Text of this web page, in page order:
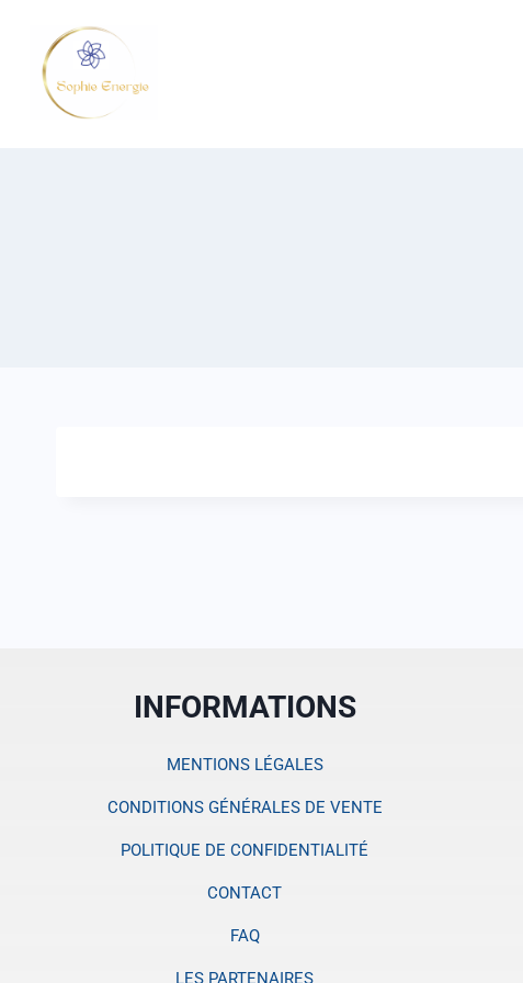
INFORMATIONS
MENTIONS LÉGALES
CONDITIONS GÉNÉRALES DE VENTE
POLITIQUE DE CONFIDENTIALITÉ
CONTACT
FAQ